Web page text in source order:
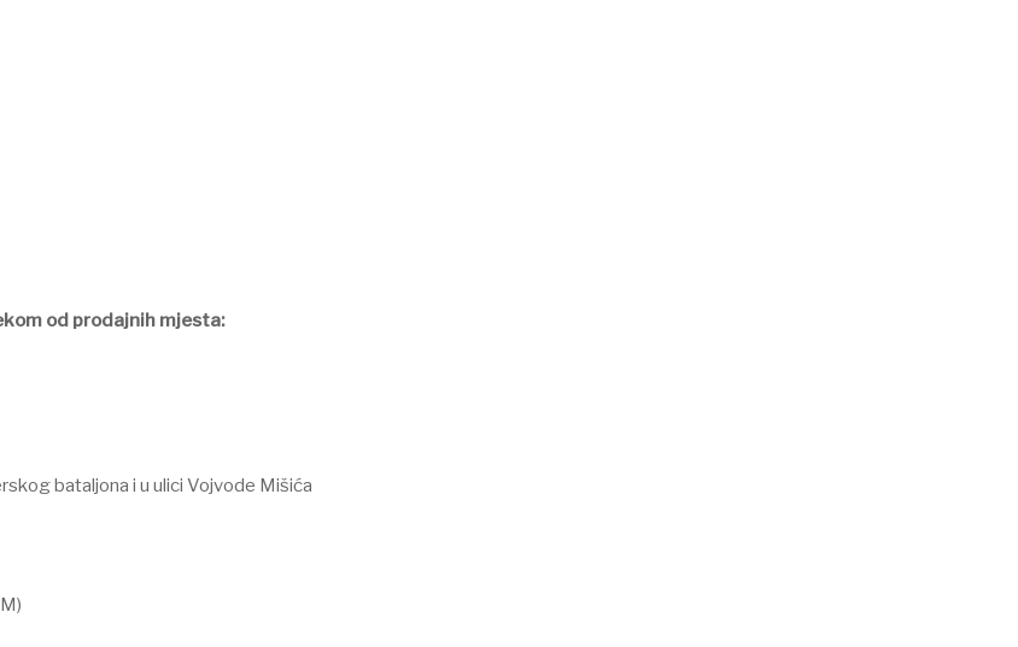
od prodajnih mjesta:
bataljona i u ulici Vojvode Mišića